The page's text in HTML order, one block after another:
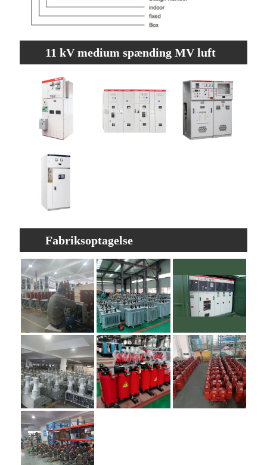
11 kV medium spænding MV luft
isolerede switchgear -funktioner
Fabriksoptagelse